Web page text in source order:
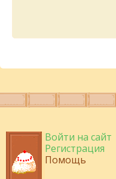
Войти на сайт
Регистрация
Помощь